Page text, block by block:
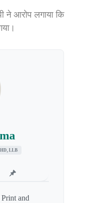
ने आरोप लगाया कि
LLB
and